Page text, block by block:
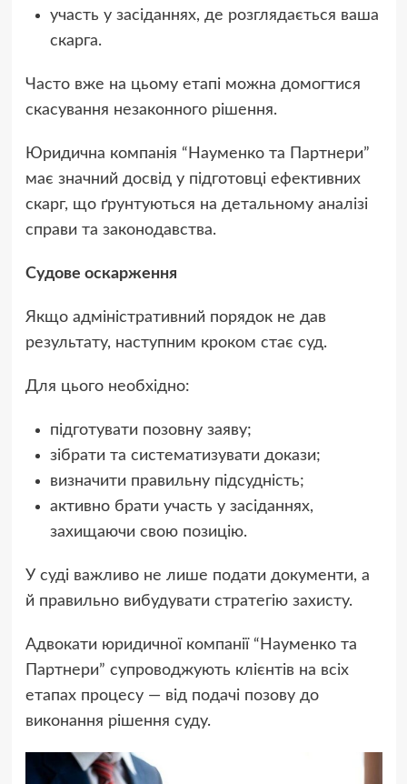
участь у засіданнях, де розглядається ваша
скарга.
Часто вже на цьому етапі можна домогтися
скасування незаконного рішення.
Юридична компанія “Науменко та Партнери”
має значний досвід у підготовці ефективних
скарг, що ґрунтуються на детальному аналізі
справи та законодавства.
Судове оскарження
Якщо адміністративний порядок не дав
результату, наступним кроком стає суд.
Для цього необхідно:
підготувати позовну заяву;
зібрати та систематизувати докази;
визначити правильну підсудність;
активно брати участь у засіданнях,
захищаючи свою позицію.
У суді важливо не лише подати документи, а
й правильно вибудувати стратегію захисту.
Адвокати юридичної компанії “Науменко та
Партнери” супроводжують клієнтів на всіх
етапах процесу — від подачі позову до
виконання рішення суду.